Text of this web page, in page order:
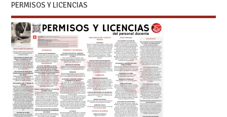
PERMISOS Y LICENCIAS